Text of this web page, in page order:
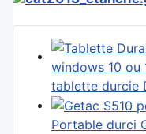
tablette durcie
Portable durci